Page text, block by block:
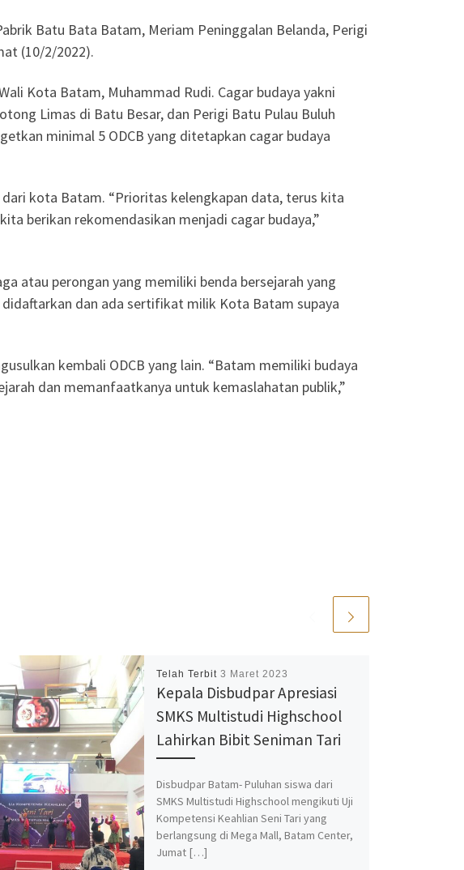
Batu Bata Batam, Meriam Peninggalan Belanda, Perigi
(10/2/2022).
Kota Batam, Muhammad Rudi. Cagar budaya yakni
Limas di Batu Besar, dan Perigi Batu Pulau Buluh
minimal 5 ODCB yang ditetapkan cagar budaya
kota Batam. “Prioritas kelengkapan data, terus kita
berikan rekomendasikan menjadi cagar budaya,”
atau perongan yang memiliki benda bersejarah yang
didaftarkan dan ada sertifikat milik Kota Batam supaya
kembali ODCB yang lain. “Batam memiliki budaya
dan memanfaatkanya untuk kemaslahatan publik,”
Telah Terbit 3 Maret 2023
Kepala Disbudpar Apresiasi
SMKS Multistudi Highschool
Lahirkan Bibit Seniman Tari
Disbudpar Batam- Puluhan siswa dari
SMKS Multistudi Highschool mengikuti Uji
Kompetensi Keahlian Seni Tari yang
berlangsung di Mega Mall, Batam Center,
Jumat […]